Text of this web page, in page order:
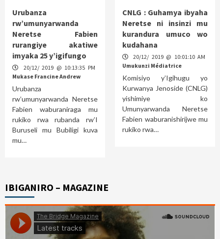
Urubanza
rw’umunyarwanda
Neretse Fabien
rurangiye akatiwe
imyaka 25 y’igifungo
20/12/ 2019 @ 10:13:35 PM
Mukase Francine Andrew
Urubanza
rw’umunyarwanda Neretse
Fabien waburaniraga mu
rukiko rwa rubanda rw’I
Buruseli mu Bubiligi kuva
mu…
CNLG : Guhamya ibyaha
Neretse ni insinzi mu
kurandura umuco wo
kudahana
20/12/ 2019 @ 10:01:10 AM
Umukunzi Médiatrice
Komisiyo y’Igihugu yo
Kurwanya Jenoside (CNLG)
yishimiye ko
Umunyarwanda Neretse
Fabien waburanishirijwe mu
rukiko rwa…
IBIGANIRO – MAGAZINE